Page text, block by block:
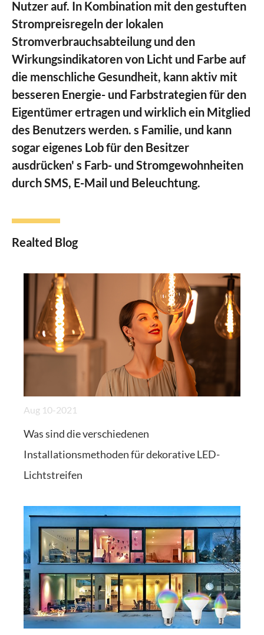
Nutzer auf. In Kombination mit den gestuften
Strompreisregeln der lokalen
Stromverbrauchsabteilung und den
Wirkungsindikatoren von Licht und Farbe auf
die menschliche Gesundheit, kann aktiv mit
besseren Energie- und Farbstrategien für den
Eigentümer ertragen und wirklich ein Mitglied
des Benutzers werden. s Familie, und kann
sogar eigenes Lob für den Besitzer
ausdrücken' s Farb- und Stromgewohnheiten
durch SMS, E-Mail und Beleuchtung.
Realted Blog
Aug 10-2021
Was sind die verschiedenen
Installationsmethoden für dekorative LED-
Lichtstreifen